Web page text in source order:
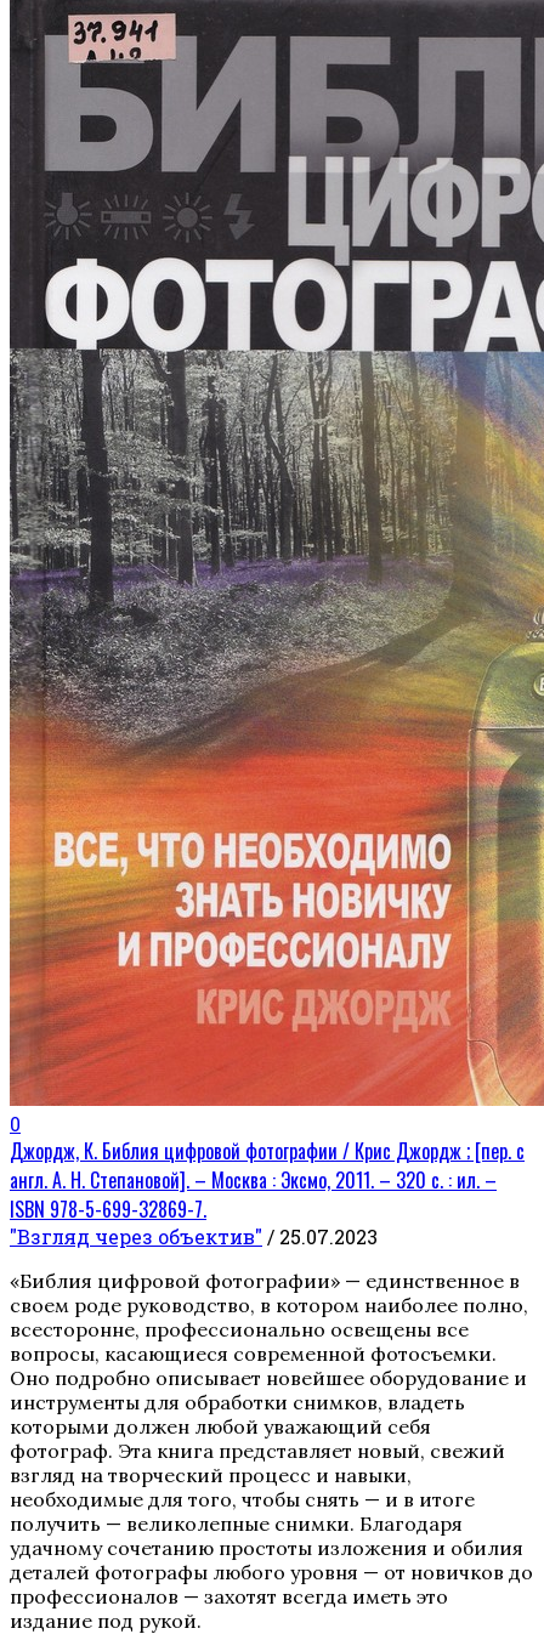
0
Джордж, К. Библия цифровой фотографии / Крис Джордж ; [пер. с
англ. А. Н. Степановой]. – Москва : Эксмо, 2011. – 320 с. : ил. –
ISBN 978-5-699-32869-7.
"Взгляд через объектив" / 25.07.2023
«Библия цифровой фотографии» — единственное в
своем роде руководство, в котором наиболее полно,
всесторонне, профессионально освещены все
вопросы, касающиеся современной фотосъемки.
Оно подробно описывает новейшее оборудование и
инструменты для обработки снимков, владеть
которыми должен любой уважающий себя
фотограф. Эта книга представляет новый, свежий
взгляд на творческий процесс и навыки,
необходимые для того, чтобы снять — и в итоге
получить — великолепные снимки. Благодаря
удачному сочетанию простоты изложения и обилия
деталей фотографы любого уровня — от новичков до
профессионалов — захотят всегда иметь это
издание под рукой.